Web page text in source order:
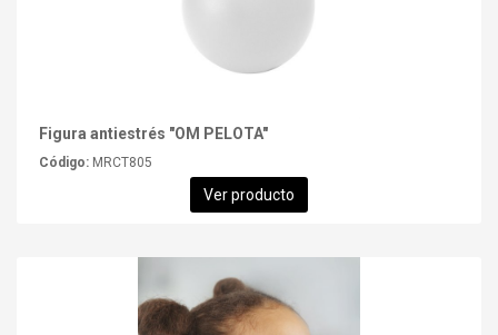
Figura antiestrés "OM PELOTA"
Código: MRCT805
Ver producto